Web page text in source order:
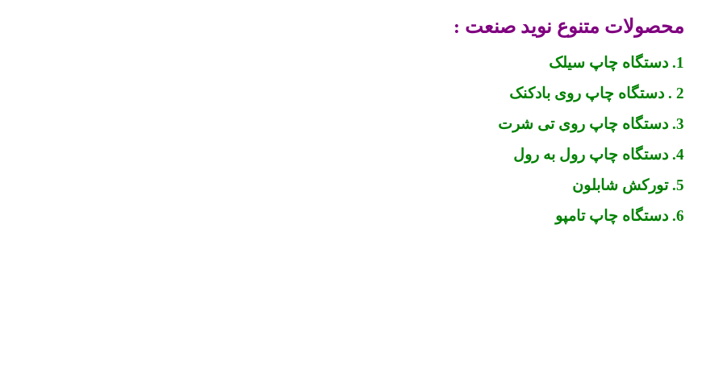
محصولات متنوع نوید صنعت :
1. دستگاه چاپ سیلک
2 . دستگاه چاپ روی بادکنک
3. دستگاه چاپ روی تی شرت
4. دستگاه چاپ رول به رول
5. تورکش شابلون
6. دستگاه چاپ تامپو